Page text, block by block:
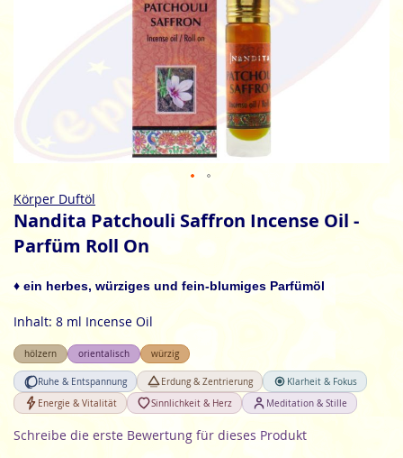
Zum
Anfang
Bildgalerie
Körper Duftöl
Nandita Patchouli Saffron Incense Oil -
Parfüm Roll On
♦ ein herbes, würziges und fein-blumiges Parfümöl
Inhalt: 8 ml Incense Oil
hölzern orientalisch würzig
Ruhe & Entspannung Erdung & Zentrierung
Klarheit & Fokus
Energie & Vitalität
Sinnlichkeit & Herz Meditation & Stille
Schreibe die erste Bewertung für dieses Produkt